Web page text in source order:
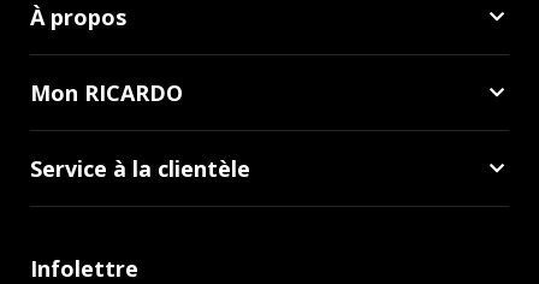
À propos
Mon RICARDO
Service à la clientèle
Infolettre